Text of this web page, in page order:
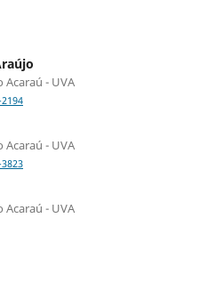
Acaraú - UVA
Acaraú - UVA
Acaraú - UVA